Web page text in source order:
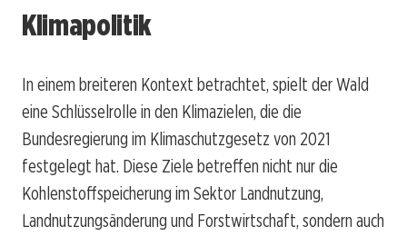
Klimapolitik
In einem breiteren Kontext betrachtet, spielt der Wald
eine Schlüsselrolle in den Klimazielen, die die
Bundesregierung im Klimaschutzgesetz von 2021
festgelegt hat. Diese Ziele betreffen nicht nur die
Kohlenstoffspeicherung im Sektor Landnutzung,
Landnutzungsänderung und Forstwirtschaft, sondern auch